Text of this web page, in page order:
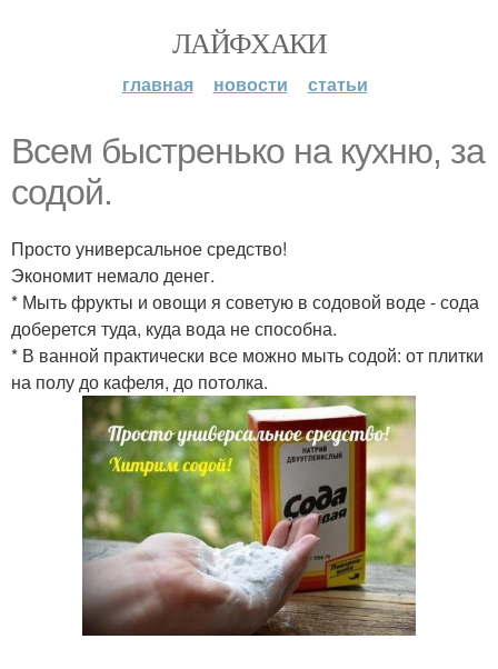
ЛАЙФХАКИ
главная новости статьи
Всем быстренько на кухню, за
содой.
Просто универсальное средство!
Экономит немало денег.
* Мыть фрукты и овощи я советую в содовой воде - сода
доберется туда, куда вода не способна.
* В ванной практически все можно мыть содой: от плитки
на полу до кафеля, до потолка.